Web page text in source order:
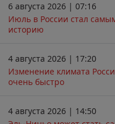
6 августа 2026 | 07:16
Июль в России стал
историю
4 августа 2026 | 17:20
Изменение климата
очень быстро
4 августа 2026 | 14:50